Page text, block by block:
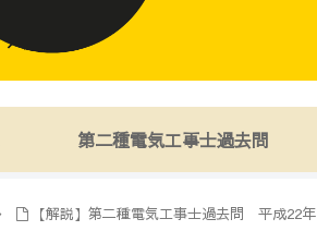
第二種電気工事士過去問
【解説】第二種電気工事士過去問 平成22年